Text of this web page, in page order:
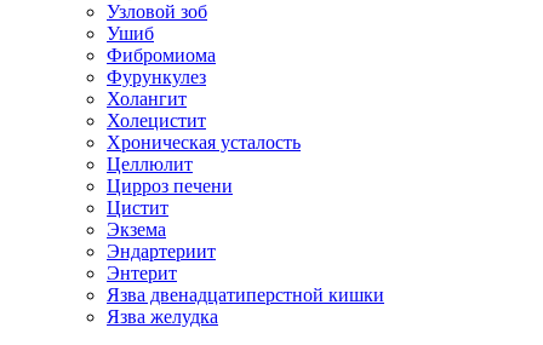
Узловой зоб
Ушиб
Фибромиома
Фурункулез
Холангит
Холецистит
Хроническая усталость
Целлюлит
Цирроз печени
Цистит
Экзема
Эндартериит
Энтерит
Язва двенадцатиперстной кишки
Язва желудка